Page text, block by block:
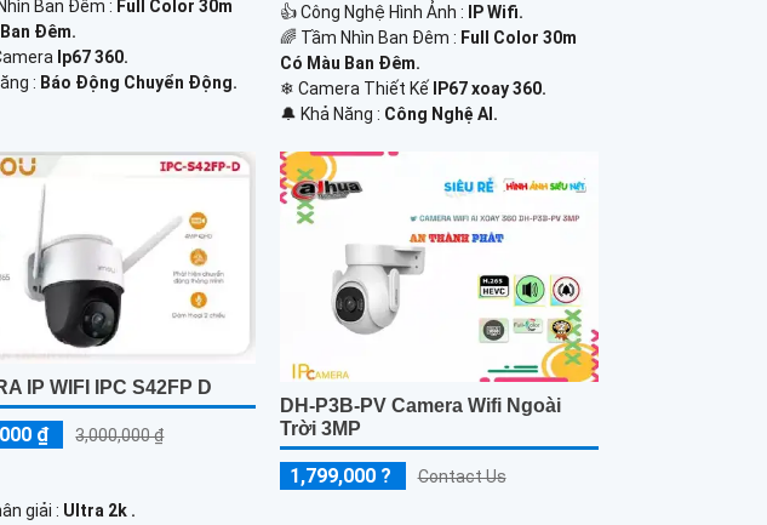
Ban Đêm : Full Color 30m
Ðêm.
Ip67 360.
: Báo Động Chuyển Động.
👍 Công Nghệ Hình Ảnh :
IP Wifi.
🌈 Tầm Nhìn Ban Đêm : Full Color 30m
Có Màu Ban Ðêm.
❄ Camera Thiết Kế
IP67 xoay 360.
️🔔 Khả Năng : Công Nghệ AI.
IP WIFI IPC S42FP D
₫ 3,000,000 ₫
giải : Ultra 2k .
DH-P3B-PV Camera Wifi Ngoài
Trời 3MP
1,799,000 ? Contact Us